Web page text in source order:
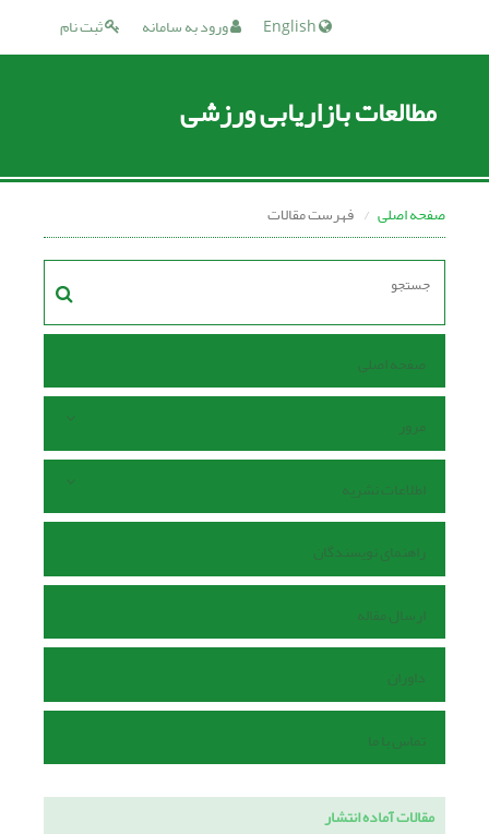
ثبت نام ورود به سامانه
مطالعات بازاریابی ورزشی
صفحه اصلی فهرست مقالات
صفحه اصلی
مرور
اطلاعات نشریه
راهنمای نویسندگان
ارسال مقاله
داوران
تماس با ما
مقالات آماده انتشار